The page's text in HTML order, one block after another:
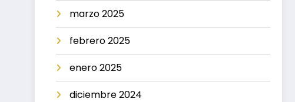
marzo 2025
febrero 2025
enero 2025
diciembre 2024